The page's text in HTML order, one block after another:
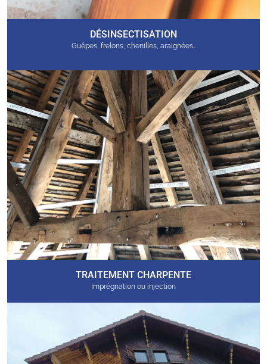
DÉSINSECTISATION
Guêpes, frelons, chenilles, araignées…
TRAITEMENT CHARPENTE
Imprégnation ou injection